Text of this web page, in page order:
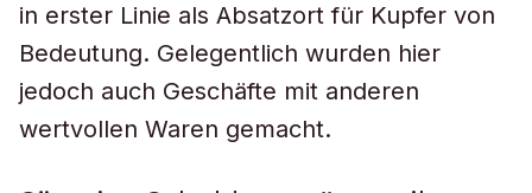
in erster Linie als Absatzort für Kupfer von
Bedeutung. Gelegentlich wurden hier
jedoch auch Geschäfte mit anderen
wertvollen Waren gemacht.